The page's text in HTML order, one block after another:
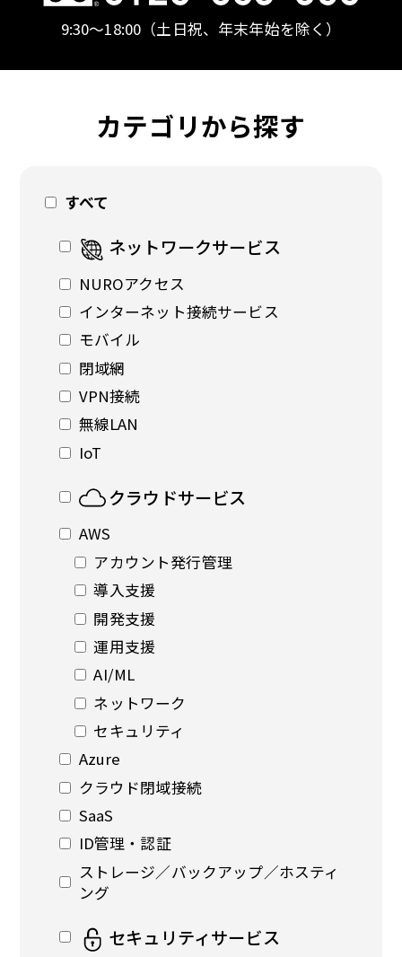
9:30〜18:00 （土日祝、年末年始を除く）
カテゴリから探す
すべて
ネットワークサービス
NUROアクセス
インターネット接続サービス
モバイル
閉域網
VPN接続
無線LAN
IoT
クラウドサービス
AWS
アカウント発行管理
導入支援
開発支援
運用支援
AI/ML
ネットワーク
セキュリティ
Azure
クラウド閉域接続
SaaS
ID管理・認証
ストレージ／バックアップ／ホスティ
ング
セキュリティサービス